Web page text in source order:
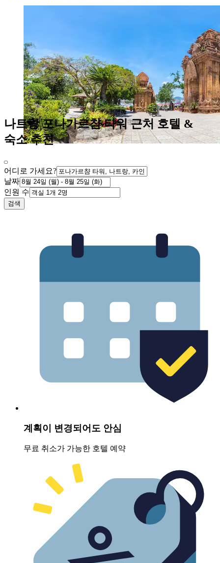
나트랑 포나가르챰 타워 근처 호텔 &
숙소 추천
어디로 가세요?
날짜
인원 수
검색
계획이 변경되어도 안심
무료 취소가 가능한 호텔 예약